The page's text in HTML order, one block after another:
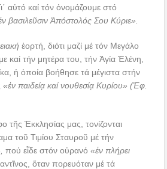
αὐτό καί τόν ὀνομάζουμε στό
βασιλεῦσιν Ἀπόστολός Σου Κύριε».
ἑορτή, διότι μαζί μέ τόν Μεγάλο
καί τήν μητέρα του, τήν Ἁγία Ἐλένη,
ἡ ὁποία βοήθησε τά μέγιστα στήν
«ἐν παιδείᾳ καί νουθεσίᾳ Κυρίου» (Ἐφ.
τῆς Ἐκκλησίας μας, τονίζονται
τοῦ Τιμίου Σταυροῦ μέ τήν
πού εἶδε στόν οὐρανό«ἐν πλήρει
ὅταν πορευόταν μέ τά